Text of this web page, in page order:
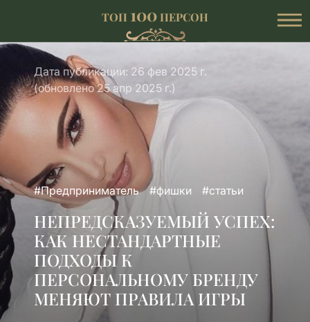
ТОП 100 ПЕРСОН
#Предприниматель #фишки #статьи
НЕПРЕДСКАЗУЕМЫЙ УСПЕХ:
КАК НЕСТАНДАРТНЫЕ
ПОДХОДЫ К
ПЕРСОНАЛЬНОМУ БРЕНДУ
МЕНЯЮТ ПРАВИЛА ИГРЫ
Дата публикации: 26 фев 2025 г.
(обновлено 25 апр 2025 г.)